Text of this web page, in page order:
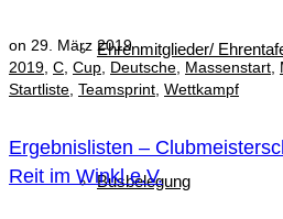
Ehrenmitglieder/
Busbelegung
on 29. März 2019
2019, C, Cup, Deutsche, Massenstart,
Startliste, Teamsprint, Wettkampf
Ergebnislisten –
Reit im Winkl e.V.